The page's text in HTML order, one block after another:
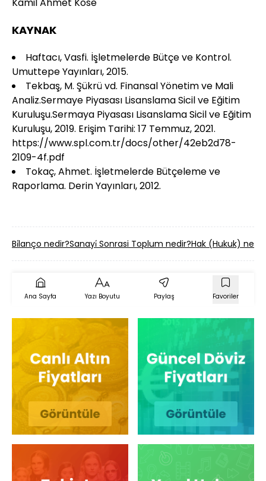
KAYNAK
Haftacı, Vasfi. İşletmelerde Bütçe ve Kontrol.
Umuttepe Yayınları, 2015.
Tekbaş, M. Şükrü vd. Finansal Yönetim ve Mali
Analiz.Sermaye Piyasası Lisanslama Sicil ve Eğitim
Kuruluşu.Sermaya Piyasası Lisanslama Sicil ve Eğitim
Kuruluşu, 2019. Erişim Tarihi: 17 Temmuz, 2021.
https://www.spl.com.tr/docs/other/42eb2d78-
2109-4f.pdf
Tokaç, Ahmet. İşletmelerde Bütçeleme ve
Raporlama. Derin Yayınları, 2012.
Bi̇lanço nedir?Sanayi̇ Sonrasi Toplum nedir?Hak (Hukuk)
Ana Sayfa Yazı Boyutu Paylaş Favoriler